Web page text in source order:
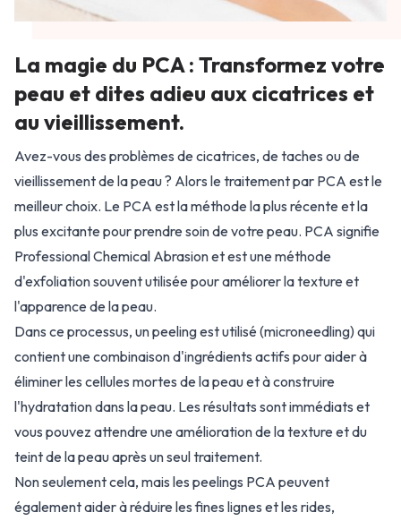
La magie du PCA : Transformez votre
peau et dites adieu aux cicatrices et
au vieillissement.
Avez-vous des problèmes de cicatrices, de taches ou de
vieillissement de la peau ? Alors le traitement par PCA est le
meilleur choix. Le PCA est la méthode la plus récente et la
plus excitante pour prendre soin de votre peau. PCA signifie
Professional Chemical Abrasion et est une méthode
d'exfoliation souvent utilisée pour améliorer la texture et
l'apparence de la peau.
Dans ce processus, un peeling est utilisé (microneedling) qui
contient une combinaison d'ingrédients actifs pour aider à
éliminer les cellules mortes de la peau et à construire
l'hydratation dans la peau. Les résultats sont immédiats et
vous pouvez attendre une amélioration de la texture et du
teint de la peau après un seul traitement.
Non seulement cela, mais les peelings PCA peuvent
également aider à réduire les fines lignes et les rides,